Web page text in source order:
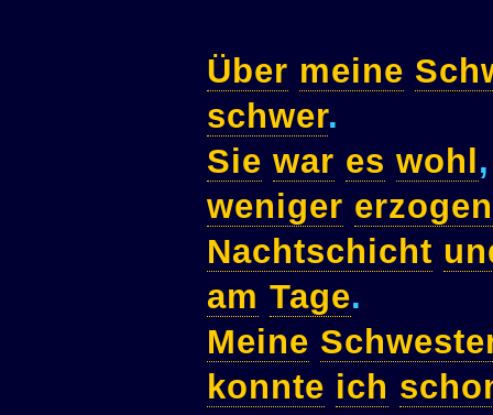
Über meine
schwer.
Sie war es wohl
weniger erzogen
Nachtschicht
am Tage.
Meine
konnte ich